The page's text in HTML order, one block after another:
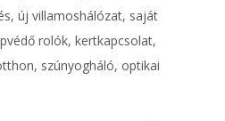
új villamoshálózat, saját
rolók, kertkapcsolat,
szúnyogháló, optikai